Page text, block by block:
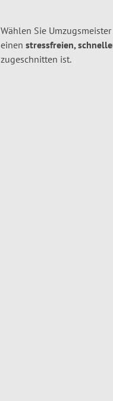
Wählen Sie
einen stressfreien,
zugeschnitten ist.